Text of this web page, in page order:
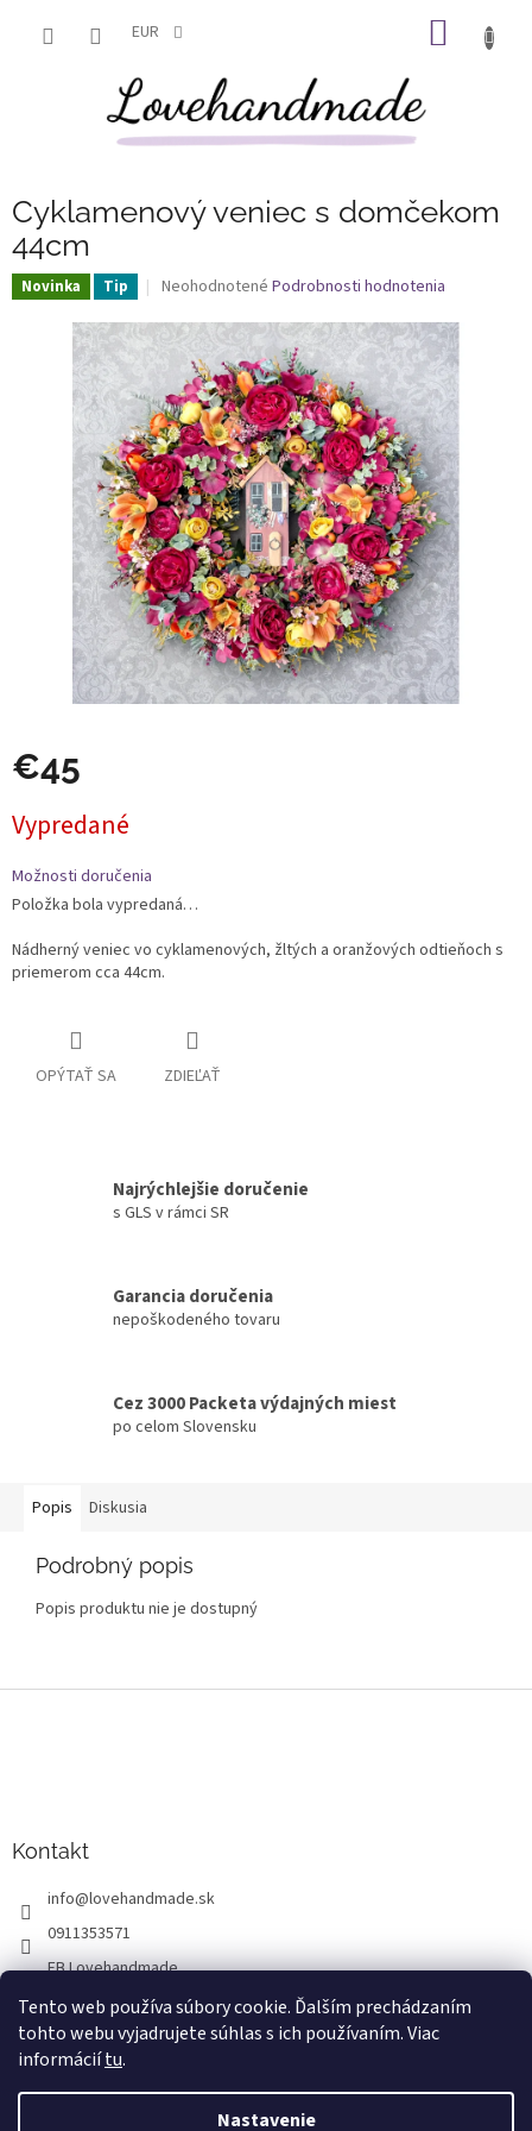
Tento web používa súbory cookie. Ďalším prechádzaním
tohto webu vyjadrujete súhlas s ich používaním. Viac
informáciítu.
Nastavenie
EUR
Cyklamenový veniec s domčekom
44cm
Novinka Tip
Priemerné
produktu
z
5
hviezdičiek.
Neohodnotené Podrobnosti hodnotenia
€45
cena:
Vypredané
Možnosti doručenia
Položka bola vypredaná…
Nádherný veniec vo cyklamenových, žltých a oranžových odtieňoch s
priemerom cca 44cm.
OPÝTAŤ SA ZDIEĽAŤ
Najrýchlejšie doručenie
s GLS v rámci SR
Garancia doručenia
nepoškodeného tovaru
Cez 3000 Packeta výdajných miest
po celom Slovensku
Popis Diskusia
Podrobný popis
Popis produktu nie je dostupný
Kontakt
info@lovehandmade.sk
0911353571
FB Lovehandmade
lovehandmade.sk
Lovehandmade